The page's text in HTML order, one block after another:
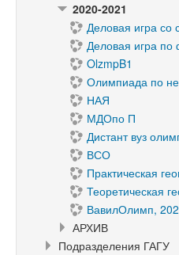
2020-2021
Деловая игра со
Деловая игра по
OlzmpB1
Олимпиада по
НАЯ
МДОпо П
Дистант вуз
ВСО
Практическая
Теоретическая
ВавилОлимп,
АРХИВ
Подразделения ГАГУ